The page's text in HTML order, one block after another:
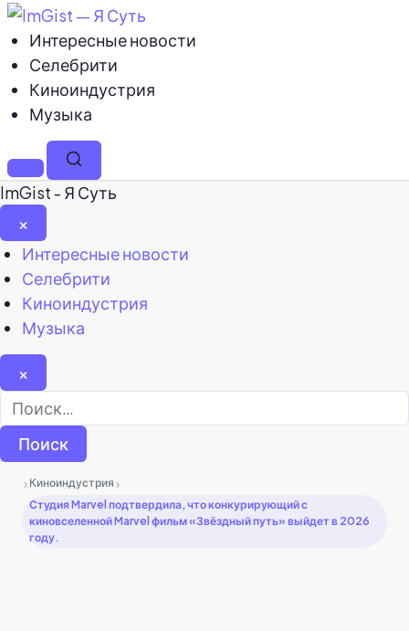
Интересные новости
Селебрити
Киноиндустрия
Музыка
МенюПоиск
ImGist - Я Суть
×
Закрыть
меню
Интересные новости
Селебрити
Киноиндустрия
Музыка
×
Найти:
› Киноиндустрия ›
Студия Marvel подтвердила, что конкурирующий с
киновселенной Marvel фильм «Звёздный путь» выйдет в 2026
году.